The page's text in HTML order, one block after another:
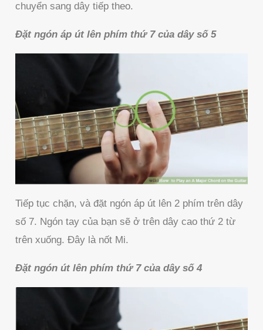
chuyển sang dây tiếp theo.
Đặt ngón áp út lên phím thứ 7 của dây số 5
Tiếp tục chặn, và đặt ngón áp út lên 2 phím trên dây
số 7. Ngón tay của bạn sẽ ở trên dây cao thứ 2 từ
trên xuống. Đây là nốt Mi.
Đặt ngón út lên phím thứ 7 của dây số 4